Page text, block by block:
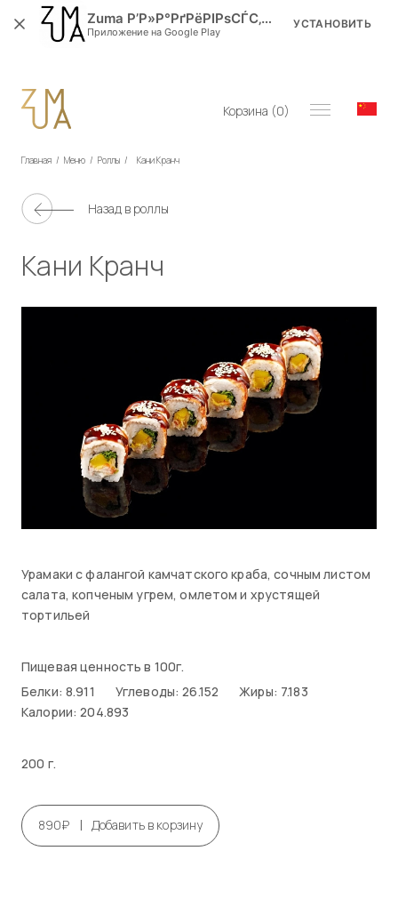
Корзина (0)
Главная / Меню / Роллы / Кани Кранч
Назад в роллы
Кани Кранч
Урамаки с фалангой камчатского краба, сочным листом
салата, копченым угрем, омлетом и хрустящей
тортильей
Пищевая ценность в 100г.
Белки: 8.911
Углеводы: 26.152
Жиры: 7.183
Калории: 204.893
200 г.
890₽ | Добавить в корзину
Zuma Р’Р»Р°РґРёРІРѕСЃС‚РѕРє
Приложение на Google Play
УСТАНОВИТЬ